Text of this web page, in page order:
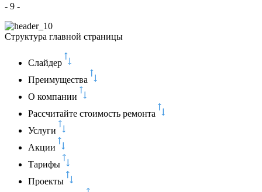
- 9 -
Структура главной страницы
Слайдер
Преимущества
О компании
Рассчитайте стоимость ремонта
Услуги
Акции
Тарифы
Проекты